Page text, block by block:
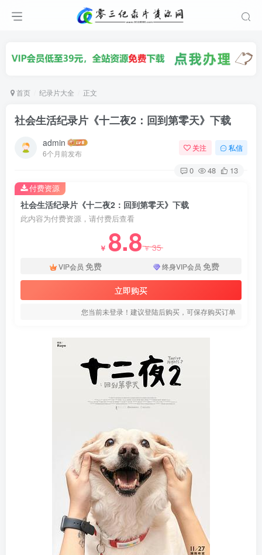
首页 纪录片大全 正文
社会生活纪录片《十二夜2：回到第零天》下载
admin
6个月前发布
关注 私信
0 48 13
社会生活纪录片《十二夜2：回到第零天》下载
此内容为付费资源，请付费后查看
￥ 8.8￥35
VIP会员 免费 终身VIP会员 免费
立即购买
您当前未登录！建议登陆后购买，可保存购买订单
付费资源